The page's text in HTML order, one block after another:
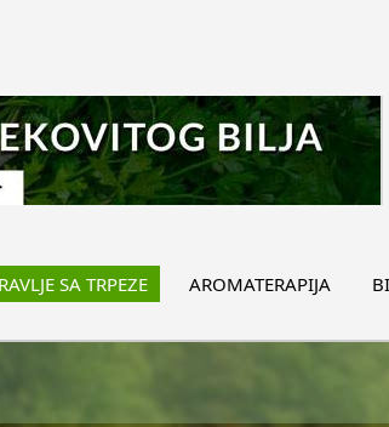
SA TRPEZE AROMATERAPIJA